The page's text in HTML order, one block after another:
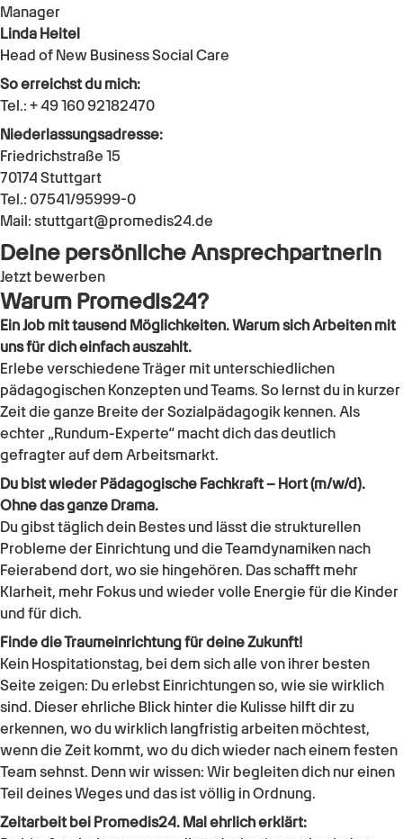
Manager
Linda Heitel
Head of New Business Social Care
So erreichst du mich:
Tel.: + 49 160 92182470
Niederlassungsadresse:
Friedrichstraße 15
70174 Stuttgart
Tel.: 07541/95999-0
Mail: stuttgart@promedis24.de
Deine persönliche Ansprechpartnerin
Jetzt bewerben
Warum Promedis24?
Ein Job mit tausend Möglichkeiten. Warum sich Arbeiten mit
uns für dich einfach auszahlt.
Erlebe verschiedene Träger mit unterschiedlichen
pädagogischen Konzepten und Teams. So lernst du in kurzer
Zeit die ganze Breite der Sozialpädagogik kennen. Als
echter „Rundum-Experte“ macht dich das deutlich
gefragter auf dem Arbeitsmarkt.
Du bist wieder Pädagogische Fachkraft – Hort (m/w/d).
Ohne das ganze Drama.
Du gibst täglich dein Bestes und lässt die strukturellen
Probleme der Einrichtung und die Teamdynamiken nach
Feierabend dort, wo sie hingehören. Das schafft mehr
Klarheit, mehr Fokus und wieder volle Energie für die Kinder
und für dich.
Finde die Traumeinrichtung für deine Zukunft!
Kein Hospitationstag, bei dem sich alle von ihrer besten
Seite zeigen: Du erlebst Einrichtungen so, wie sie wirklich
sind. Dieser ehrliche Blick hinter die Kulisse hilft dir zu
erkennen, wo du wirklich langfristig arbeiten möchtest,
wenn die Zeit kommt, wo du dich wieder nach einem festen
Team sehnst. Denn wir wissen: Wir begleiten dich nur einen
Teil deines Weges und das ist völlig in Ordnung.
Zeitarbeit bei Promedis24. Mal ehrlich erklärt: